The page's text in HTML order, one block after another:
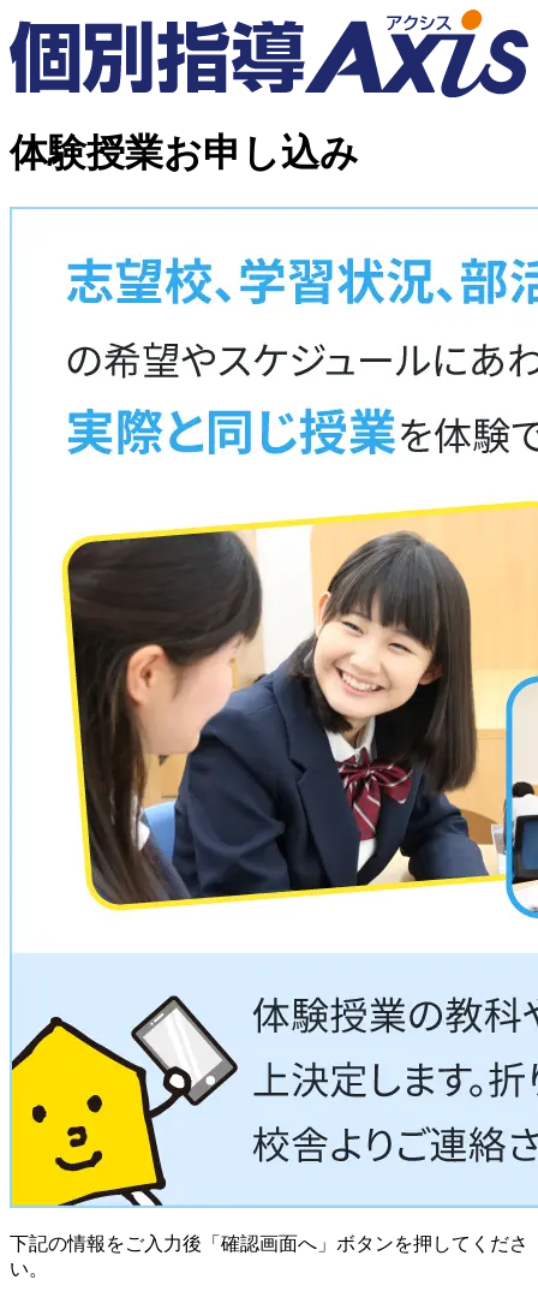
体験授業お申し込み
下記の情報をご入力後「確認画面へ」ボタンを押してくださ
い。